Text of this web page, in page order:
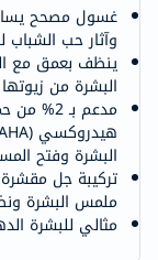
غسول مصحح
وآثار حب الشباب
ينظف بعمق مع
البشرة من
البشرة وفتح
تركيبة جل
ملمس البشرة
مثالي للبشرة